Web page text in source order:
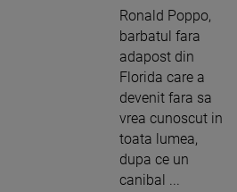
Ronald Poppo,
barbatul fara
adapost din
Florida care a
devenit fara sa
vrea cunoscut in
toata lumea,
dupa ce un
canibal ...